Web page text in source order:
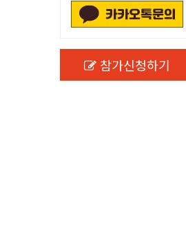
참가신청하기